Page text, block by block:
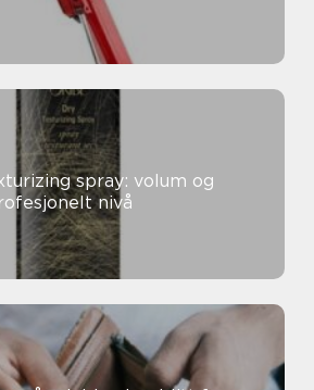
spray: volum og
nivå